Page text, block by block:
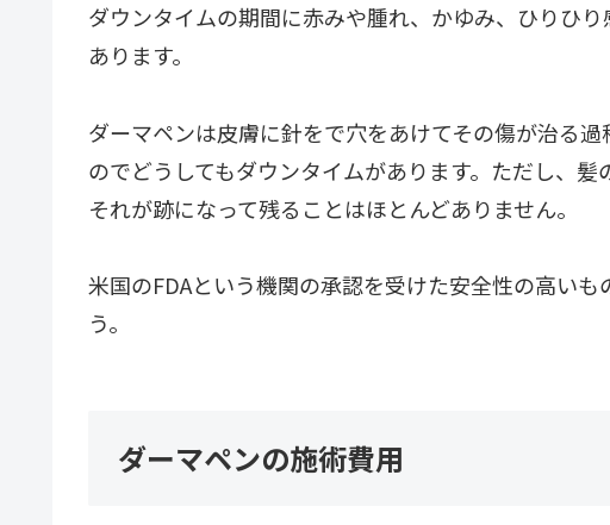
ダウンタイムの期間に赤みや腫れ、かゆみ、ひりひ
あります。
ダーマペンは皮膚に針をで穴をあけてその傷が治る
のでどうしてもダウンタイムがあります。ただし、
それが跡になって残ることはほとんどありません。
米国のFDAという機関の承認を受けた安全性の高い
う。
ダーマペンの施術費用